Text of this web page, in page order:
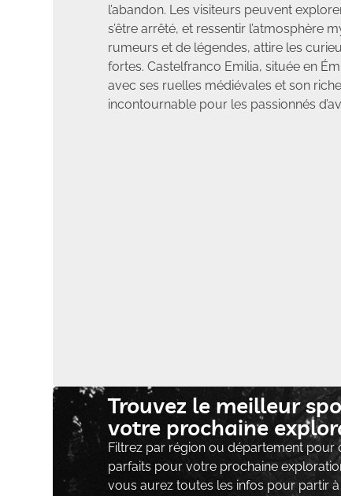
l’abandon. Les visiteurs peuvent
s’être arrêté, et ressentir l’atmosphère
rumeurs et de légendes, attire les
fortes. Castelfranco Emilia, située en
avec ses ruelles médiévales et son
incontournable pour les passionnés
Trouvez le meilleur
votre prochaine
Filtrez par région ou département pour
parfaits pour votre prochaine
vous aurez toutes les infos pour partir à